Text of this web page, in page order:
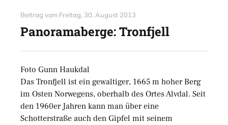
Beitrag vom Freitag, 30. August 2013
Panoramaberge: Tronfjell
Foto Gunn Haukdal
Das Tronfjell ist ein gewaltiger, 1665 m hoher Berg
im Osten Norwegens, oberhalb des Ortes Alvdal. Seit
den 1960er Jahren kann man über eine
Schotterstraße auch den Gipfel mit seinem